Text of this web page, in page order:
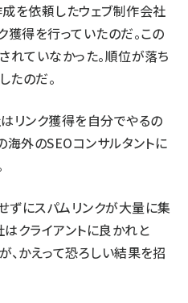
を依頼したウェブ制作会社
獲得を行っていたのだ。この
れていなかった。順位が落ち
たのだ。
リンク獲得を自分でやるの
海外のSEOコンサルタントに
にスパムリンクが大量に集
クライアントに良かれと
、かえって恐ろしい結果を招